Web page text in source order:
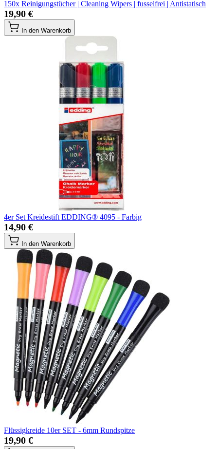
150x Reinigungstücher | Cleaning Wipers | fusselfrei | Antistatisch
19,90 €
In den Warenkorb
4er Set Kreidestift EDDING® 4095 - Farbig
14,90 €
In den Warenkorb
Flüssigkreide 10er SET - 6mm Rundspitze
19,90 €